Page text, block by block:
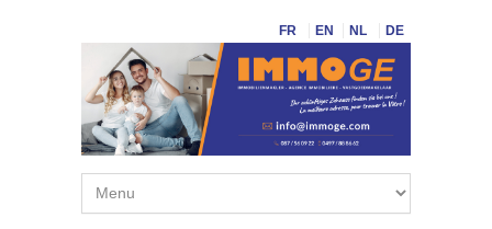
FR EN NL DE